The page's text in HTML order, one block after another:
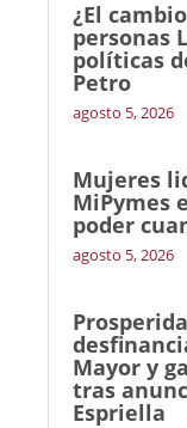
¿El
personas
políticas
Petro
agosto 5, 2026
Mujeres
MiPymes
poder
agosto 5, 2026
Mayor y
tras
Espriella